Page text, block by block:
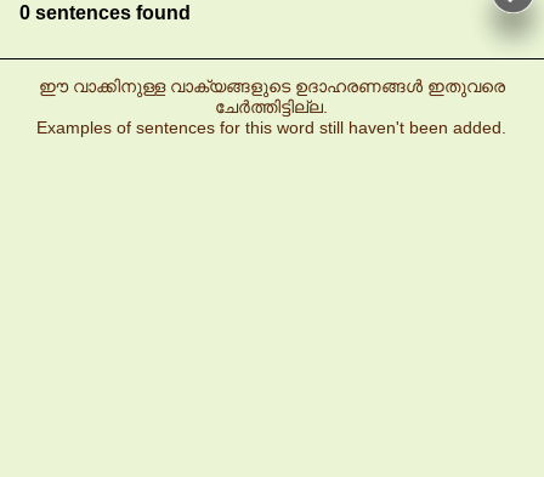
0 sentences found
ഈ വാക്കിനുള്ള വാക്യങ്ങളുടെ ഉദാഹരണങ്ങൾ ഇതുവരെ
ചേർത്തിട്ടില്ല.
Examples of sentences for this word still haven't been added.